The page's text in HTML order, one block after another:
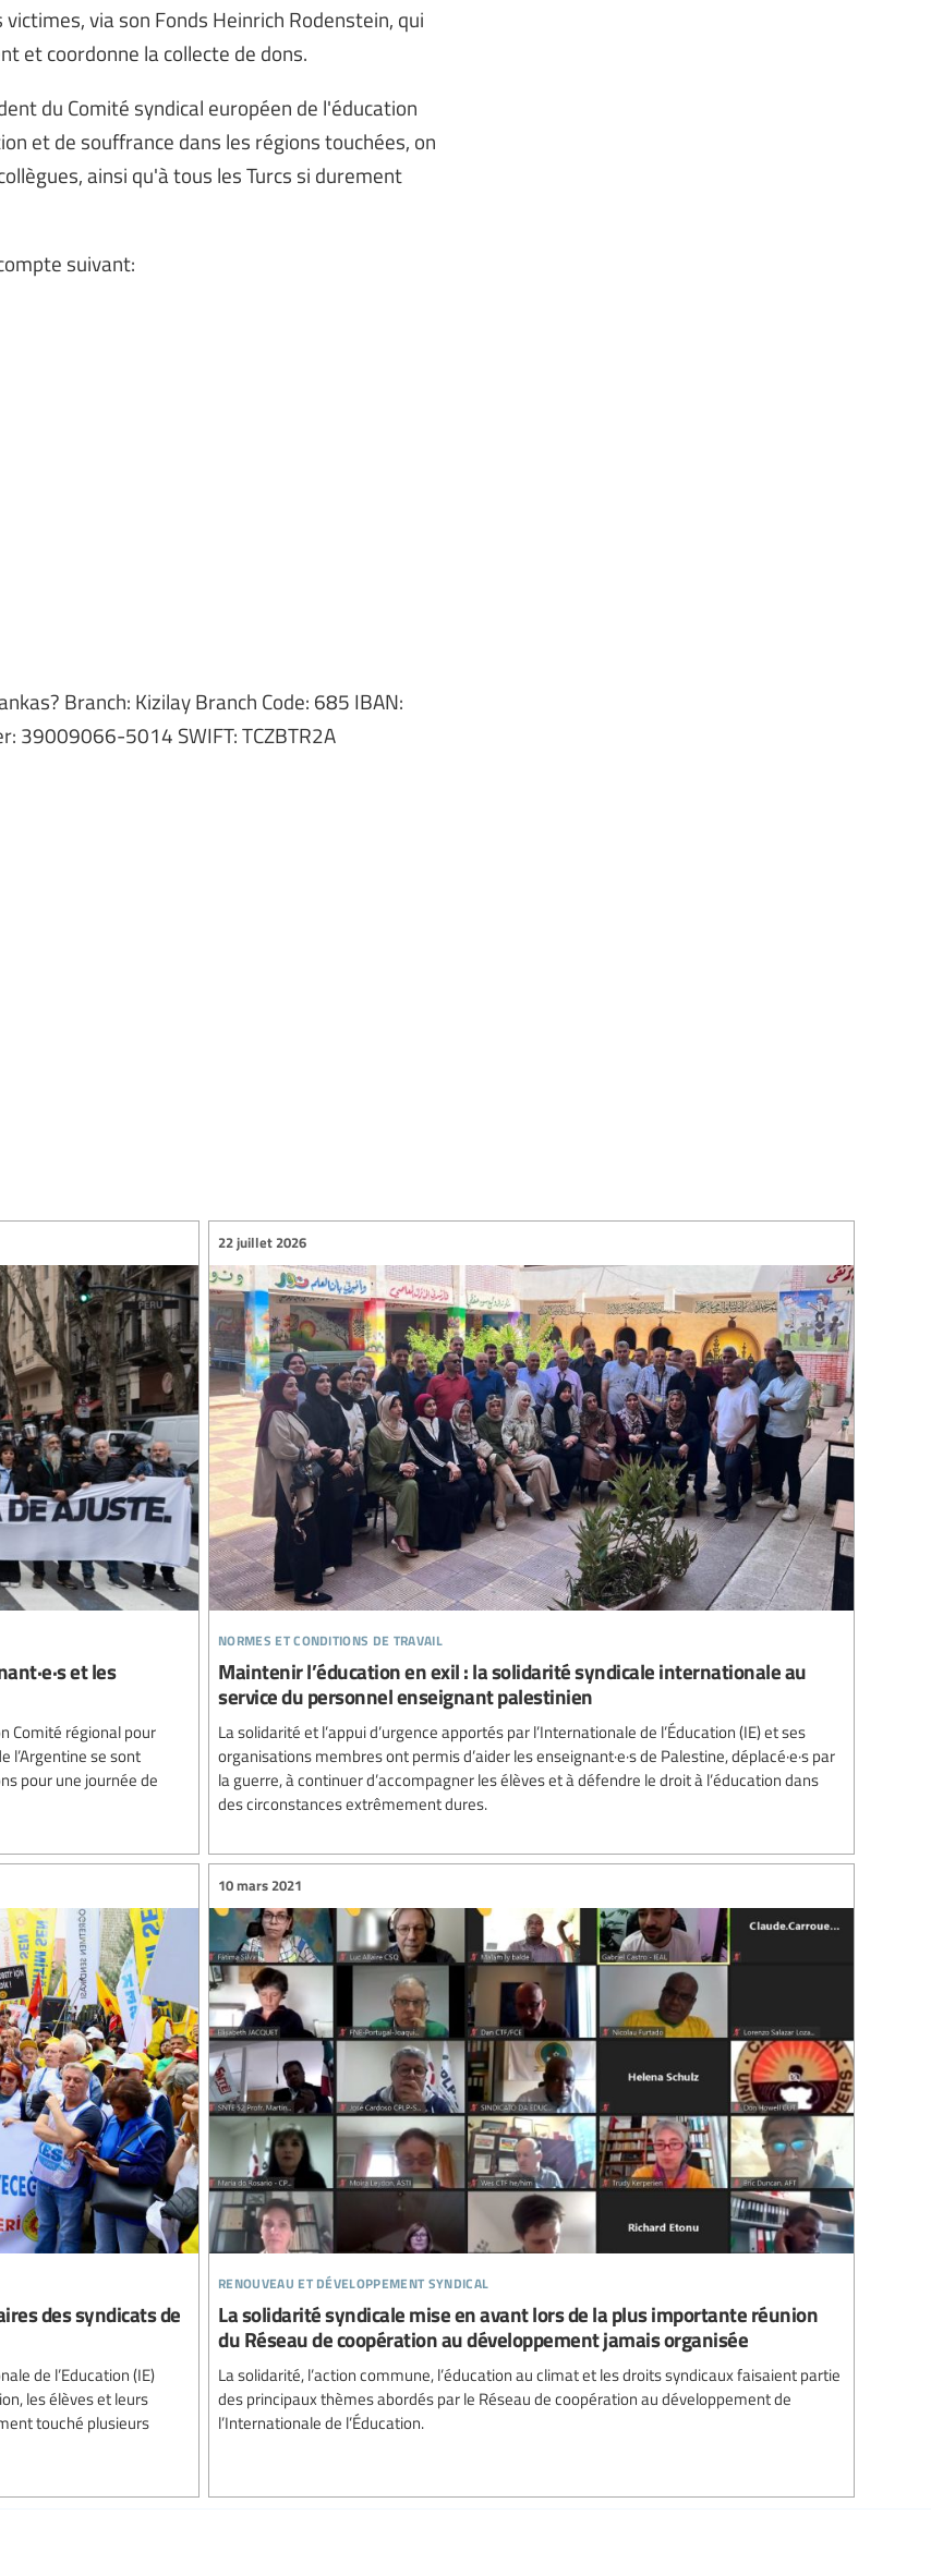
via son Fonds Heinrich Rodenstein, qui
et coordonne la collecte de dons.
du Comité syndical européen de l'éducation
et de souffrance dans les régions touchées, on
ainsi qu'à tous les Turcs si durement
suivant:
Branch: Kizilay Branch Code: 685 IBAN:
5014 SWIFT: TCZBTR2A
et les
Comité régional pour
l’Argentine se sont
pour une journée de
normes et conditions de travail
22 juillet 2026
Maintenir l’éducation en exil : la solidarité syndicale internationale au
service du personnel enseignant palestinien
La solidarité et l’appui d’urgence apportés par l’Internationale de l’Éducation (IE) et ses
organisations membres ont permis d’aider les enseignant·e·s de Palestine, déplacé·e·s par
la guerre, à continuer d’accompagner les élèves et à défendre le droit à l’éducation dans
des circonstances extrêmement dures.
des syndicats de
de l’Education (IE)
les élèves et leurs
touché plusieurs
renouveau et développement syndical
10 mars 2021
La solidarité syndicale mise en avant lors de la plus importante réunion
du Réseau de coopération au développement jamais organisée
La solidarité, l’action commune, l’éducation au climat et les droits syndicaux faisaient partie
des principaux thèmes abordés par le Réseau de coopération au développement de
l’Internationale de l’Éducation.